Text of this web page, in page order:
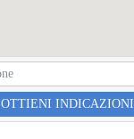
OTTIENI INDICAZIONI